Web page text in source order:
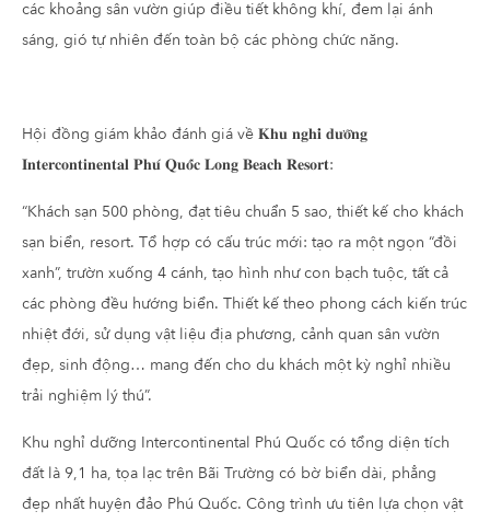
các khoảng sân vườn giúp điều tiết không khí, đem lại ánh
sáng, gió tự nhiên đến toàn bộ các phòng chức năng.
Hội đồng giám khảo đánh giá về 𝐊𝐡𝐮 𝐧𝐠𝐡𝐢̉ 𝐝𝐮̛𝐨̛̃𝐧𝐠
𝐈𝐧𝐭𝐞𝐫𝐜𝐨𝐧𝐭𝐢𝐧𝐞𝐧𝐭𝐚𝐥 𝐏𝐡𝐮́ 𝐐𝐮𝐨̂́𝐜 𝐋𝐨𝐧𝐠 𝐁𝐞𝐚𝐜𝐡 𝐑𝐞𝐬𝐨𝐫𝐭:
“Khách sạn 500 phòng, đạt tiêu chuẩn 5 sao, thiết kế cho khách
sạn biển, resort. Tổ hợp có cấu trúc mới: tạo ra một ngọn “đồi
xanh”, trườn xuống 4 cánh, tạo hình như con bạch tuộc, tất cả
các phòng đều hướng biển. Thiết kế theo phong cách kiến trúc
nhiệt đới, sử dụng vật liệu địa phương, cảnh quan sân vườn
đẹp, sinh động… mang đến cho du khách một kỳ nghỉ nhiều
trải nghiệm lý thú”.
Khu nghỉ dưỡng Intercontinental Phú Quốc có tổng diện tích
đất là 9,1 ha, tọa lạc trên Bãi Trường có bờ biển dài, phẳng
đẹp nhất huyện đảo Phú Quốc. Công trình ưu tiên lựa chọn vật